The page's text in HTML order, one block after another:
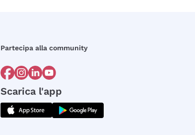
Partecipa alla community
Scarica l'app